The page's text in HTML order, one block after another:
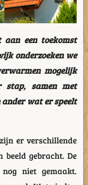
aan een toekomst
onderzoeken we
mogelijk
samen met
ander wat er speelt
er verschillende
beeld gebracht. De
niet gemaakt.